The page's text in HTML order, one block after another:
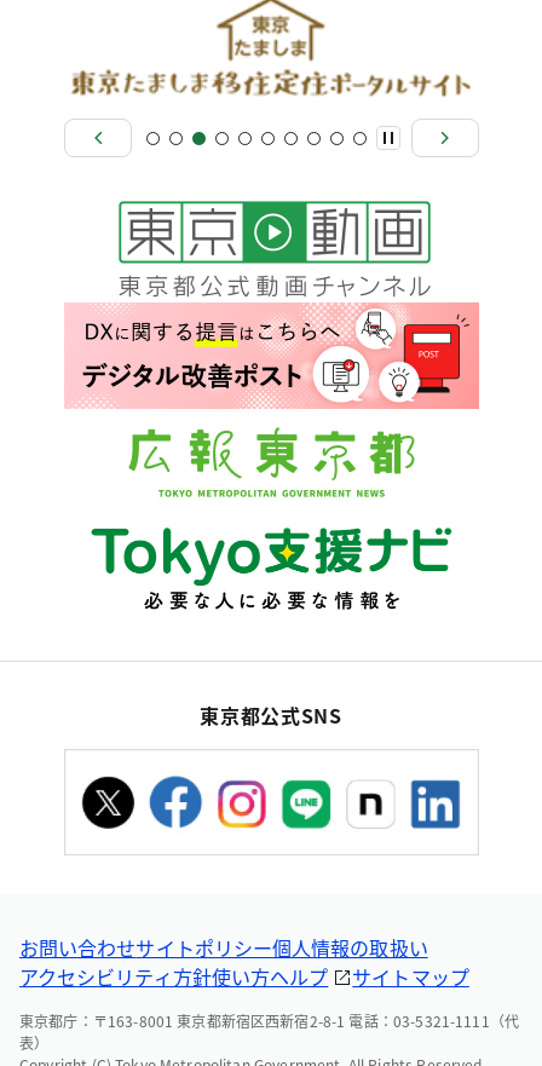
東京都公式SNS
お問い合わせサイトポリシー個人情報の取扱い
アクセシビリティ方針使い方ヘルプ サイトマップ
東京都庁：〒163-8001 東京都新宿区西新宿2-8-1 電話：03-5321-1111（代
表）